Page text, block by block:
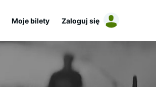
Moje bilety Zaloguj się